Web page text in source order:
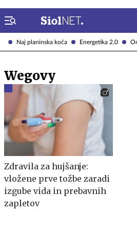
Naj planinska koča Energetika 2.0
Wegovy
Zdravila za hujšanje:
vložene prve tožbe zaradi
izgube vida in prebavnih
zapletov